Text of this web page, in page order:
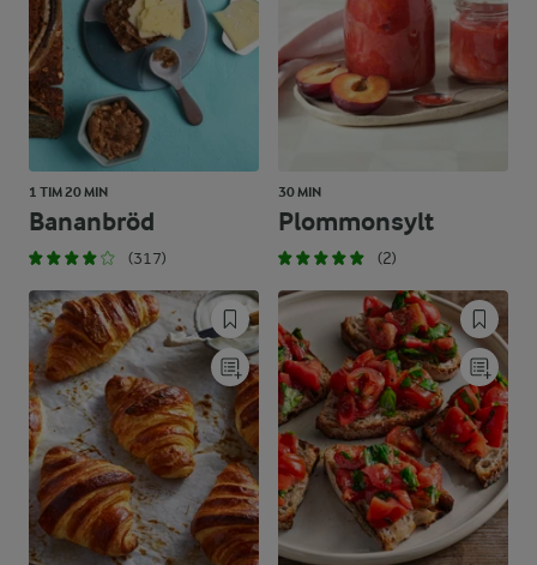
1 TIM 20 MIN
Bananbröd
(317)
30 MIN
Plommonsylt
(2)